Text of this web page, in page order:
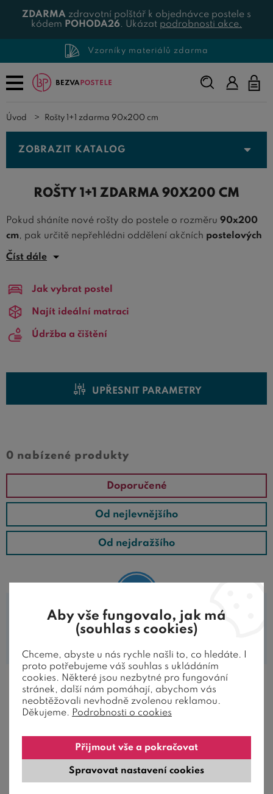
ZDARMA zdravotní polštář k objednávce postele s
kódem POHODA26. Ukázat podrobnosti akce.
Vzorníky materiálů zdarma
Napište,
co
Úvod Rošty 1+1 zdarma 90x200 cm
ZOBRAZIT KATALOG
ROŠTY 1+1 ZDARMA 90X200 CM
Pokud sháníte nové rošty do postele o rozměru 90x200
cm, pak určitě nepřehlédni oddělení akčních postelových
roštů 1+1 zdarma
ideální pro použití do dvoulůžka o rozměru 180x200 cm.
Pokud vybíráte rošty do postele v akci 1+1 o rozměru
90x200 cm, v nabídce na
vyberete.
Číst dále
Jak vybrat postel
Najít ideální matraci
Údržba a čištění
UPŘESNIT PARAMETRY
0 nabízené produkty
Doporučené
Od nejlevnějšího
Od nejdražšího
V této kategorii nejsou zařazeny žádné
JAK ZÁKAZNÍCI HODNOTÍ NAŠE
POSTELE
Aby vše fungovalo, jak má
(souhlas s cookies)
Chceme, abyste u nás rychle našli to, co hledáte. I
proto potřebujeme váš souhlas s ukládáním
cookies. Některé jsou nezbytné pro fungování
stránek, další nám pomáhají, abychom vás
neobtěžovali nevhodně zvolenou reklamou.
Děkujeme. Podrobnosti o cookies
Spravovat nastavení cookies
Přijmout vše a pokračovat